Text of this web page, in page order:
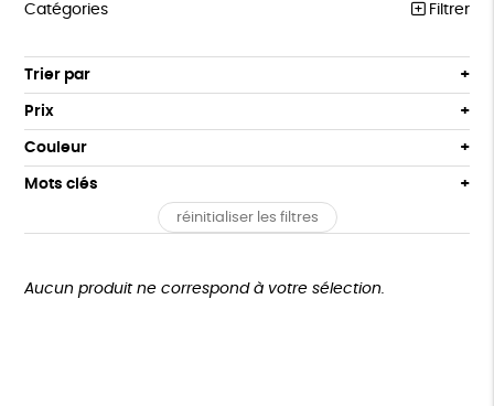
Catégories Filtrer
PÂQUES
FEMMES
HOMMES
ENFANTS
ACCESSOIRES
Trier par
Par défaut
Popularité
Prix : du - cher au + cher
Prix : du + cher au - cher
Prix
Tous
0 € - 50 €
Plus de 200€
Couleur
Blanc Pur
vert
vert amande violet
Mots clés
Biodégradable Cosme Bio
réinitialiser les filtres
Aucun produit ne correspond à votre sélection.